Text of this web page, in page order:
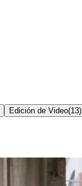
Edición de Video(13)